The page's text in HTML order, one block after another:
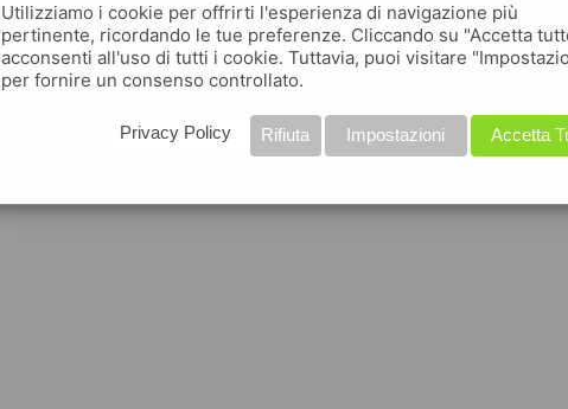
Utilizziamo i cookie per offrirti l'esperienza di navigazione più
pertinente, ricordando le tue preferenze. Cliccando su "Accetta
acconsenti all'uso di tutti i cookie. Tuttavia, puoi visitare
per fornire un consenso controllato.
Accetta
Impostazioni
Rifiuta
Privacy Policy